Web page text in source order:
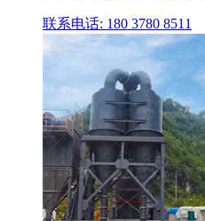
联系电话: 180 3780 8511